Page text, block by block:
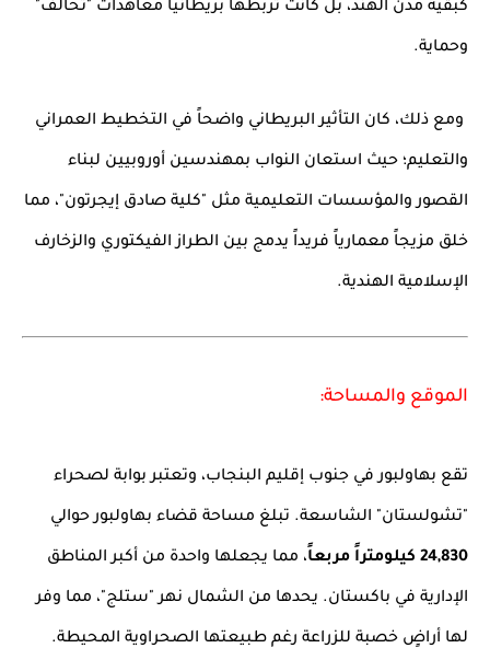
كبقية مدن الهند، بل كانت تربطها بريطانيا معاهدات "تحالف"
وحماية.
ومع ذلك، كان التأثير البريطاني واضحاً في التخطيط العمراني
والتعليم؛ حيث استعان النواب بمهندسين أوروبيين لبناء
القصور والمؤسسات التعليمية مثل "كلية صادق إيجرتون"، مما
خلق مزيجاً معمارياً فريداً يدمج بين الطراز الفيكتوري والزخارف
الإسلامية الهندية.
الموقع والمساحة:
تقع بهاولبور في جنوب إقليم البنجاب، وتعتبر بوابة لصحراء
"تشولستان" الشاسعة. تبلغ مساحة قضاء بهاولبور حوالي
24,830 كيلومتراً مربعاً ، مما يجعلها واحدة من أكبر المناطق
الإدارية في باكستان. يحدها من الشمال نهر "ستلج"، مما وفر
لها أراضٍ خصبة للزراعة رغم طبيعتها الصحراوية المحيطة.